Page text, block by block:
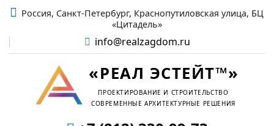
Россия, Санкт-Петербург, Краснопутиловская улица, БЦ
«Цитадель»
info@realzagdom.ru
«РЕАЛ ЭСТЕЙТ™»
ПРОЕКТИРОВАНИЕ И СТРОИТЕЛЬСТВО
СОВРЕМЕННЫЕ АРХИТЕКТУРНЫЕ РЕШЕНИЯ